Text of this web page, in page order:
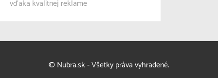
vďaka kvalitnej reklame
© Nubra.sk - Všetky práva vyhradené.